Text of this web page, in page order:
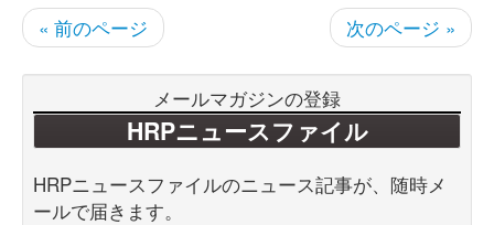
« 前のページ 次のページ »
メールマガジンの登録
HRPニュースファイル
HRPニュースファイルのニュース記事が、随時メ
ールで届きます。